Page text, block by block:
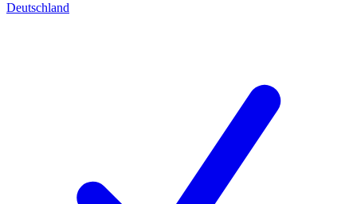
Deutschland